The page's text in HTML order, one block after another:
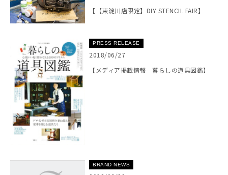
【【東淀川店限定】DIY STENCIL FAIR】
PRESS RELEASE
2018/06/27
【メディア掲載情報 暮らしの道具図鑑】
BRAND NEWS